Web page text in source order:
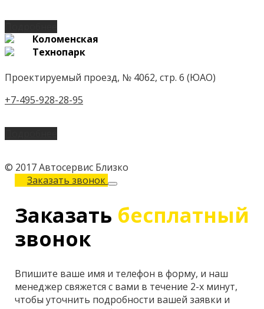
Коломенская
Технопарк
Проектируемый проезд, № 4062, стр. 6 (ЮАО)
+7-495-928-28-95
© 2017 Автосервис Близко
Заказать звонок
Заказать бесплатный
звонок
Впишите ваше имя и телефон в форму, и наш
менеджер свяжется с вами в течение 2-х минут,
чтобы уточнить подробности вашей заявки и